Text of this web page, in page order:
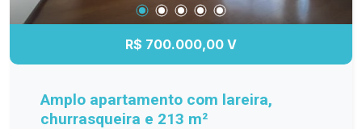
este apartamento no Edifício Residencial
Marechal de Ferro. Uma excelente oportunidade
para morar com conforto, espaço e toda a
conveniência que o Centro de Pelotas oferece.
R$ 700.000,00 V
Amplo apartamento com lareira,
churrasqueira e 213 m²